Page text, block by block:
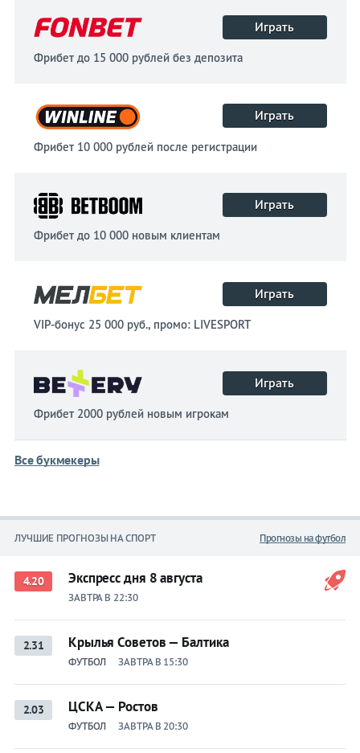
Играть
Фрибет до 15 000 рублей без депозита
Играть
Фрибет 10 000 рублей после регистрации
Играть
Фрибет до 10 000 новым клиентам
Играть
VIP-бонус 25 000 руб., промо: LIVESPORT
Играть
Фрибет 2000 рублей новым игрокам
Все букмекеры
ЛУЧШИЕ ПРОГНОЗЫ НА СПОРТ Прогнозы на футбол
4.20 Экспресс дня 8 августа
ЗАВТРА В 22:30
2.31 Крылья Советов — Балтика
ФУТБОЛ ЗАВТРА В 15:30
2.03 ЦСКА — Ростов
ФУТБОЛ ЗАВТРА В 20:30